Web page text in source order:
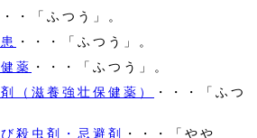
・・「ふつう」。
・・・「ふつう」。
薬 ・・・「ふつう」。
（滋養強壮保健薬）
・・・「ふつ
殺虫剤・忌避剤
・・・「やや